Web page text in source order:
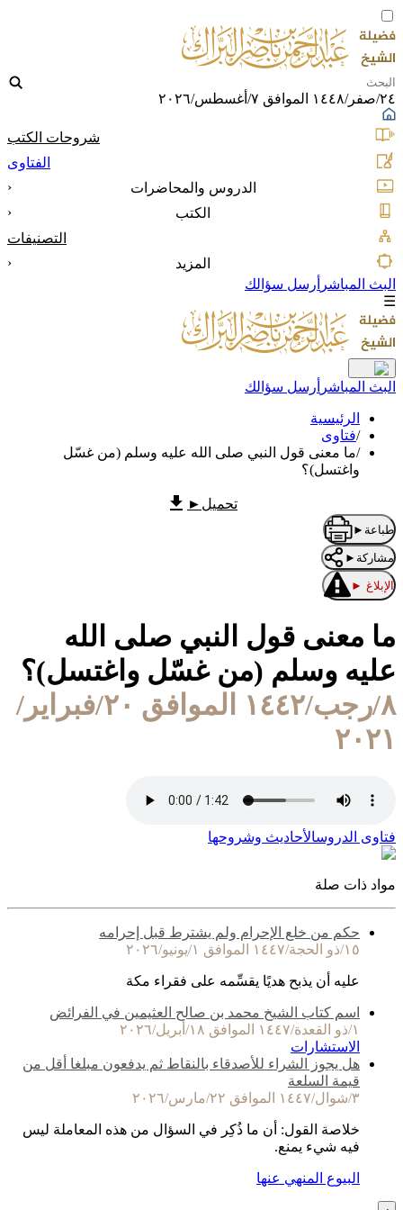
٢٤/صفر/١٤٤٨ الموافق ٧/أغسطس/٢٠٢٦
شروحات الكتب
الفتاوى
الدروس والمحاضرات
‹
الكتب
‹
التصنيفات
المزيد
‹
البث المباشر أرسل سؤالك
☰
البث المباشر أرسل سؤالك
الرئيسية
/فتاوى
/ما معنى قول النبي صلى الله عليه وسلم (من غسّل
واغتسل)؟
تحميل ►
طباعة ►
مشاركة ►
الإبلاغ ►
ما معنى قول النبي صلى الله
عليه وسلم (من غسّل واغتسل)؟
٨/رجب/١٤٤٢ الموافق ٢٠/فبراير/
٢٠٢١
فتاوى الدروسالأحاديث وشروحها
مواد ذات صلة
حكم من خلع الإحرام ولم يشترط قبل إحرامه
١٥/ذو الحجة/١٤٤٧ الموافق ١/يونيو/٢٠٢٦
عليه أن يذبح هديًا يقسِّمه على فقراء مكة
اسم كتاب الشيخ محمد بن صالح العثيمين في الفرائض
١/ذو القعدة/١٤٤٧ الموافق ١٨/أبريل/٢٠٢٦
الاستشارات
هل يجوز الشراء للأصدقاء بالنقاط ثم يدفعون مبلغا أقل من
قيمة السلعة
٣/شوال/١٤٤٧ الموافق ٢٢/مارس/٢٠٢٦
خلاصة القول: أن ما ذُكِر في السؤال من هذه المعاملة ليس
فيه شيء يمنع.
البيوع المنهي عنها